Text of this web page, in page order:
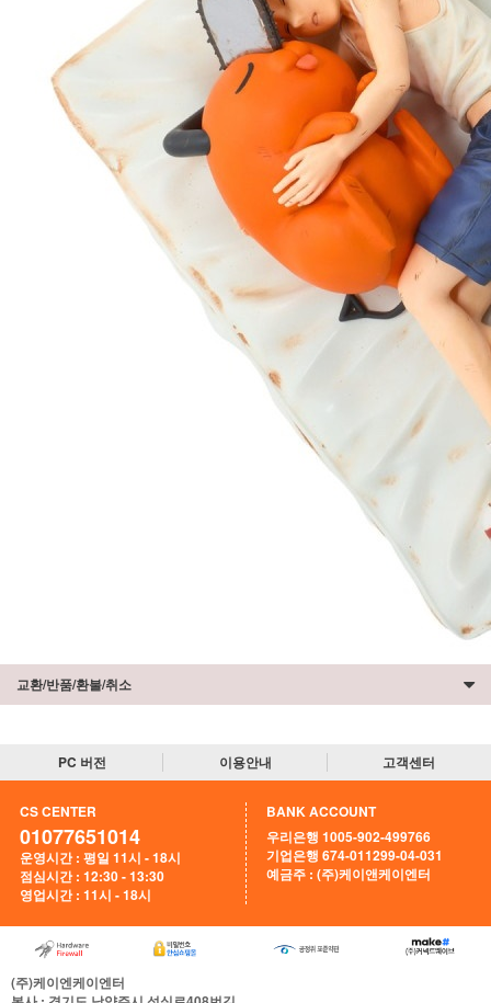
교환/반품/환불/취소
PC 버전 이용안내 고객센터
CS CENTER
01077651014
운영시간 : 평일 11시 - 18시
점심시간 : 12:30 - 13:30
영업시간 : 11시 - 18시
BANK ACCOUNT
우리은행 1005-902-499766
기업은행 674-011299-04-031
예금주 : (주)케이앤케이엔터
(주)케이엔케이엔터